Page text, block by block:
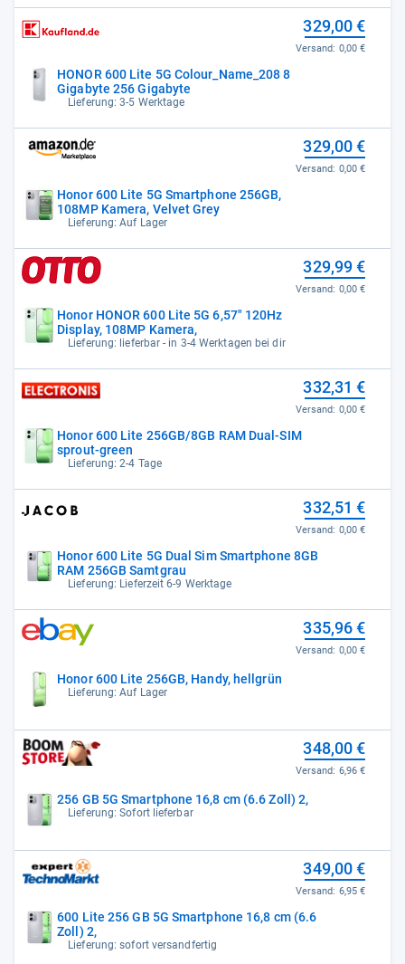
HONOR 600 Lite 5G Colour_Name_208 8
Gigabyte 256 Gigabyte
Lieferung: 3-5 Werktage
329,00 €
Versand: 0,00 €
Honor 600 Lite 5G Smartphone 256GB,
108MP Kamera, Velvet Grey
Lieferung: Auf Lager
329,00 €
Versand: 0,00 €
Honor HONOR 600 Lite 5G 6,57" 120Hz
Display, 108MP Kamera,
Lieferung: lieferbar - in 3-4 Werktagen bei dir
329,99 €
Versand: 0,00 €
Honor 600 Lite 256GB/8GB RAM Dual-SIM
sprout-green
Lieferung: 2-4 Tage
332,31 €
Versand: 0,00 €
Honor 600 Lite 5G Dual Sim Smartphone 8GB
RAM 256GB Samtgrau
Lieferung: Lieferzeit 6-9 Werktage
332,51 €
Versand: 0,00 €
Honor 600 Lite 256GB, Handy, hellgrün
Lieferung: Auf Lager
335,96 €
Versand: 0,00 €
256 GB 5G Smartphone 16,8 cm (6.6 Zoll) 2,
Lieferung: Sofort lieferbar
348,00 €
Versand: 6,96 €
600 Lite 256 GB 5G Smartphone 16,8 cm (6.6
Zoll) 2,
Lieferung: sofort versandfertig
349,00 €
Versand: 6,95 €